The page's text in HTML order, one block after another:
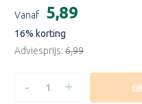
voorraad:
Vanaf €5,89
16% korting
Adviesprijs: €6,99
HOEVEELHEID
- HOEVEELHEID
+